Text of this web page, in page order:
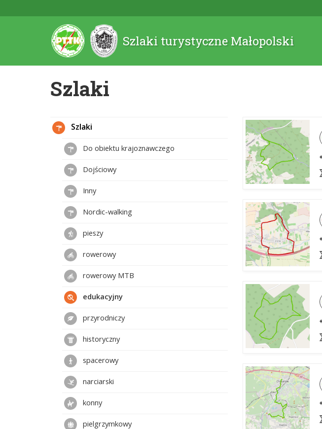
Szlaki turystyczne Małopolski
Szlaki
Szlaki
Do obiektu krajoznawczego
Dojściowy
Inny
Nordic-walking
pieszy
rowerowy
rowerowy MTB
edukacyjny
przyrodniczy
historyczny
spacerowy
narciarski
konny
pielgrzymkowy